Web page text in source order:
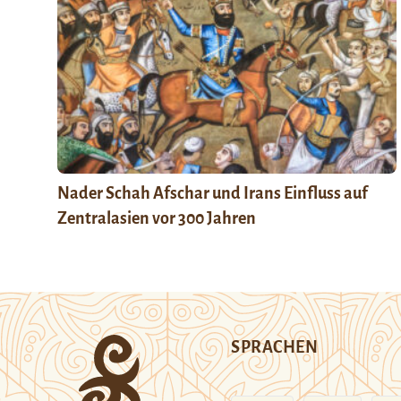
Nader Schah Afschar und Irans Einfluss auf
Zentralasien vor 300 Jahren
SPRACHEN